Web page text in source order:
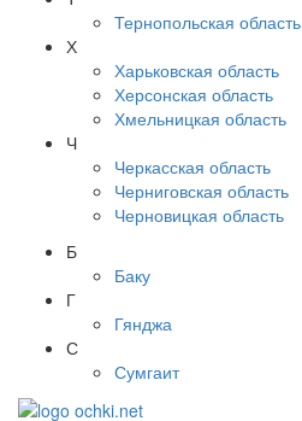
Тернопольская область
Х
Харьковская область
Херсонская область
Хмельницкая область
Ч
Черкасская область
Черниговская область
Черновицкая область
Б
Баку
Г
Гянджа
С
Сумгаит